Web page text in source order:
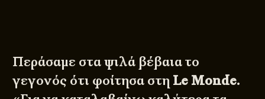
Περάσαμε στα ψιλά βέβαια το
γεγονός ότι φοίτησα στη Le Monde.